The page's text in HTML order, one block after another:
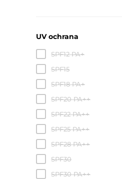
UV ochrana
SPF12 PA+
SPF15
SPF18 PA+
SPF20 PA++
SPF22 PA++
SPF25 PA++
SPF28 PA++
SPF30
SPF30 PA++